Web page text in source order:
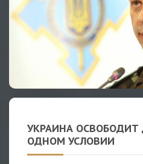
УКРАИНА ОСВОБОДИТ
ОДНОМ УСЛОВИИ